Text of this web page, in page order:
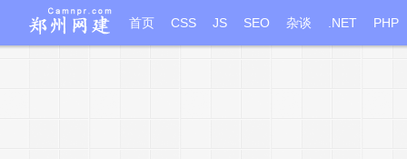
首页 CSS JS SEO 杂谈 .NET PHP